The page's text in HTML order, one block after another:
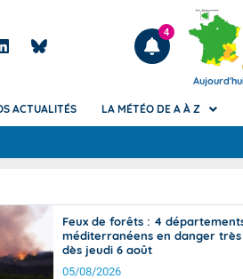
Articles
4
Aujourd'hui
Phénomènes dangereux de
Avertissement pluies intenses
des communes (Apic)
ACTUALITÉS LA MÉTÉO DE A À Z
Feux de forêts : 4
méditerranéens en danger
dès jeudi 6 août
05/08/2026